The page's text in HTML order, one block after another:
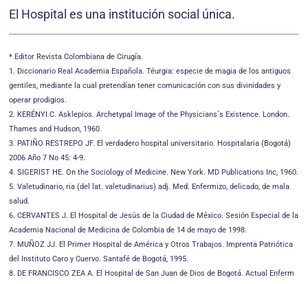
El Hospital es una institución social única.
* Editor Revista Colombiana de Cirugía.
1. Diccionario Real Academia Española. Téurgia: especie de magia de los antiguos
gentiles, mediante la cual pretendían tener comunicación con sus divinidades y
operar prodigios.
2. KERÉNYI C. Asklepios. Archetypal Image of the Physicians´s Existence. London.
Thames and Hudson, 1960.
3. PATIÑO RESTREPO JF. El verdadero hospital universitario. Hospitalaria (Bogotá)
2006 Año 7 No 45: 4-9.
4. SIGERIST HE. On the Sociology of Medicine. New York. MD Publications Inc, 1960.
5. Valetudinario, ria (del lat. valetudinarius) adj. Med. Enfermizo, delicado, de mala
salud.
6. CERVANTES J. El Hospital de Jesús de la Ciudad de México. Sesión Especial de la
Academia Nacional de Medicina de Colombia de 14 de mayo de 1998.
7. MUÑOZ JJ. El Primer Hospital de América y Otros Trabajos. Imprenta Patriótica
del Instituto Caro y Cuervo. Santafé de Bogotá, 1995.
8. DE FRANCISCO ZEA A. El Hospital de San Juan de Dios de Bogotá. Actual Enferm